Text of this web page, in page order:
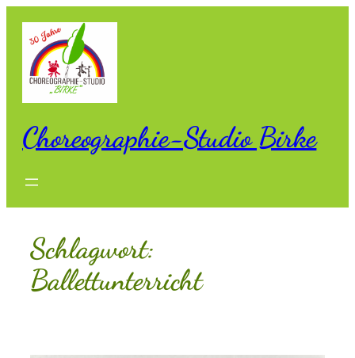
Inhalt
springen
Choreographie-Studio Birke
Schlagwort:
Ballettunterricht